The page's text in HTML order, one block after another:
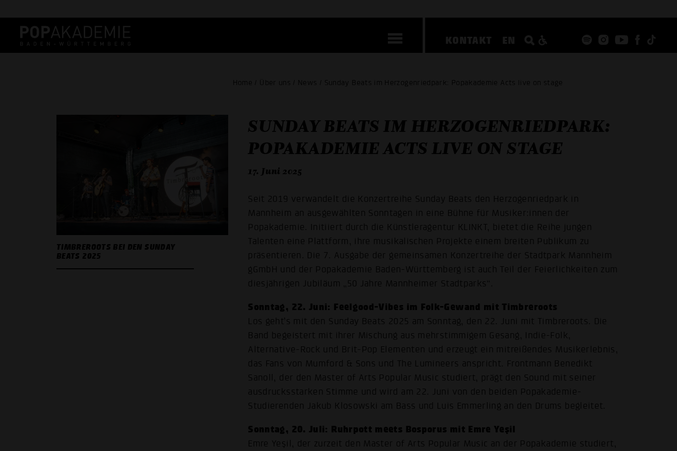
KONTAKT EN
Home / Über uns / News / Sunday Beats im Herzogenriedpark: Popakademie Acts live on stage
TIMBREROOTS BEI DEN SUNDAY
BEATS 2025
SUNDAY BEATS IM HERZOGENRIEDPARK:
POPAKADEMIE ACTS LIVE ON STAGE
17. Juni 2025
Seit 2019 verwandelt die Konzertreihe Sunday Beats den Herzogenriedpark in
Mannheim an ausgewählten Sonntagen in eine Bühne für Musiker:innen der
Popakademie. Initiiert durch die Künstleragentur KLINKT, bietet die Reihe jungen
Talenten eine Plattform, ihre musikalischen Projekte einem breiten Publikum zu
präsentieren. Die 7. Ausgabe der gemeinsamen Konzertreihe der Stadtpark Mannheim
gGmbH und der Popakademie Baden-Württemberg ist auch Teil der Feierlichkeiten zum
diesjährigen Jubiläum „50 Jahre Mannheimer Stadtparks“.
Sonntag, 22. Juni: Feelgood-Vibes im Folk-Gewand mit Timbreroots
Los geht’s mit den Sunday Beats 2025 am Sonntag, den 22. Juni mit Timbreroots. Die
Band begeistert mit ihrer Mischung aus mehrstimmigem Gesang, Indie-Folk,
Alternative-Rock und Brit-Pop Elementen und erzeugt ein mitreißendes Musikerlebnis,
das Fans von Mumford & Sons und The Lumineers anspricht. Frontmann Benedikt
Sanoll, der den Master of Arts Popular Music studiert, prägt den Sound mit seiner
ausdrucksstarken Stimme und wird am 22. Juni von den beiden Popakademie-
Studierenden Jakub Klosowski am Bass und Luis Emmerling an den Drums begleitet.
Sonntag, 20. Juli: Ruhrpott meets Bosporus mit Emre Yeşil
Emre Yeşil, der zurzeit den Master of Arts Popular Music an der Popakademie studiert,